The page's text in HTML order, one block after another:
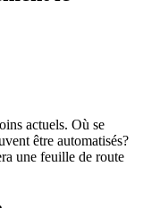
actuels. Où se
être automatisés?
une feuille de route